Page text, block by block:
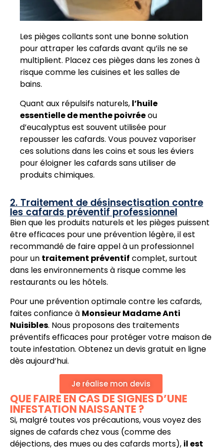
Les pièges collants sont une bonne solution
pour attraper les cafards avant qu’ils ne se
multiplient. Placez ces pièges dans les zones à
risque comme les cuisines et les salles de
bains.
Quant aux répulsifs naturels, l’huile
essentielle de menthe poivréeou
d’eucalyptus est souvent utilisée pour
repousser les cafards. Vous pouvez vaporiser
ces solutions dans les coins et sous les éviers
pour éloigner les cafards sans utiliser de
produits chimiques.
2. Traitement de désinsectisation contre
les cafards préventif professionnel
Bien que les produits naturels et les pièges puissent
être efficaces pour une prévention légère, il est
recommandé de faire appel à un professionnel
pour un traitement préventif complet, surtout
dans les environnements à risque comme les
restaurants ou les hôtels.
Pour une prévention optimale contre les cafards,
faites confiance à Monsieur Madame Anti
Nuisibles. Nous proposons des traitements
préventifs efficaces pour protéger votre maison de
toute infestation. Obtenez un devis gratuit en ligne
dès aujourd’hui.
Je réalise mon devis
QUE FAIRE EN CAS DE SIGNES D’UNE
INFESTATION NAISSANTE ?
Si, malgré toutes vos précautions, vous voyez des
signes de cafards chez vous (comme des
déjections, des mues ou des cafards morts), il est